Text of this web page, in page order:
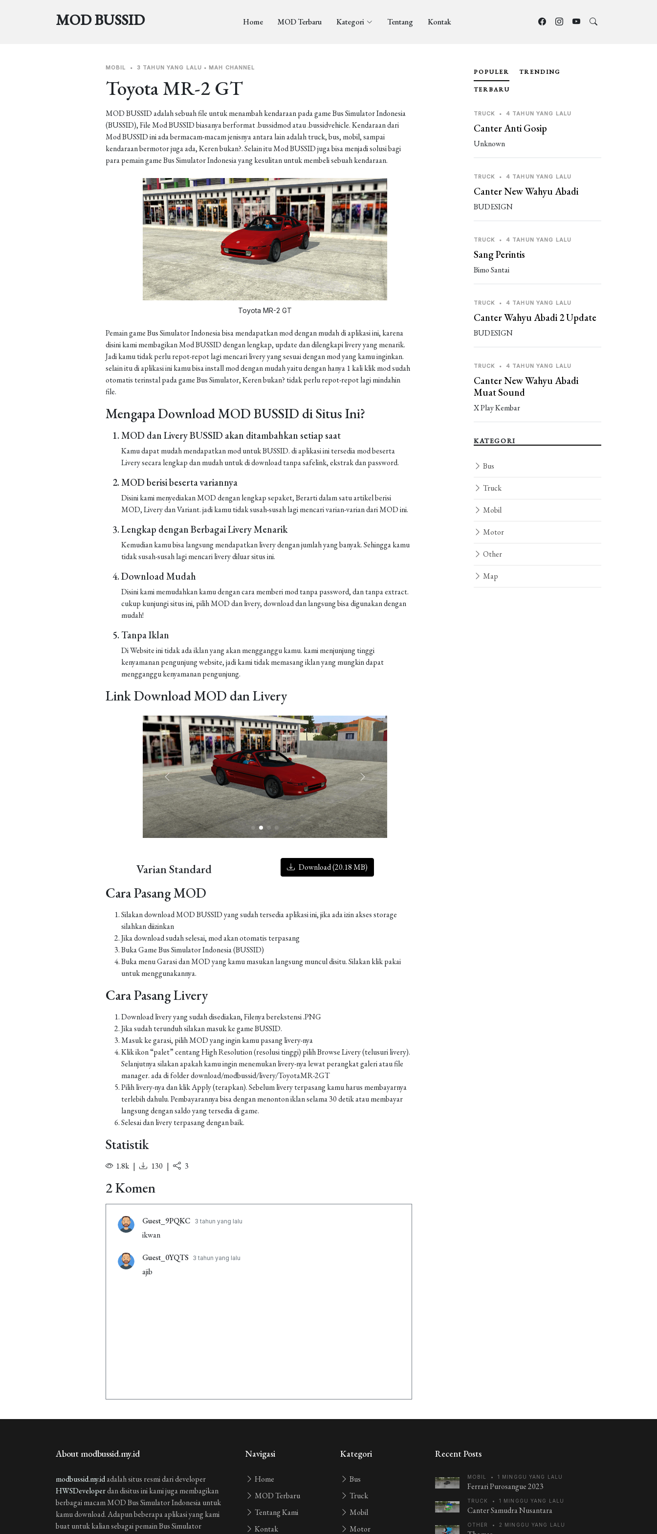
MOD BUSSID Home MOD Terbaru Kategori Tentang Kontak
MOBIL • 3 TAHUN YANG LALU • MAH CHANNEL
Toyota MR-2 GT
MOD BUSSID adalah sebuah file untuk menambah kendaraan pada game Bus Simulator Indonesia
(BUSSID), File Mod BUSSID biasanya berformat .bussidmod atau .bussidvehicle. Kendaraan dari
Mod BUSSID ini ada bermacam-macam jenisnya antara lain adalah truck, bus, mobil, sampai
kendaraan bermotor juga ada, Keren bukan?. Selain itu Mod BUSSID juga bisa menjadi solusi bagi
para pemain game Bus Simulator Indonesia yang kesulitan untuk membeli sebuah kendaraan.
Toyota MR-2 GT
Pemain game Bus Simulator Indonesia bisa mendapatkan mod dengan mudah di aplikasi ini, karena
disini kami membagikan Mod BUSSID dengan lengkap, update dan dilengkapi livery yang menarik.
Jadi kamu tidak perlu repot-repot lagi mencari livery yang sesuai dengan mod yang kamu inginkan.
selain itu di aplikasi ini kamu bisa install mod dengan mudah yaitu dengan hanya 1 kali klik mod sudah
otomatis terinstal pada game Bus Simulator, Keren bukan? tidak perlu repot-repot lagi mindahin
file.
Mengapa Download MOD BUSSID di Situs Ini?
MOD dan Livery BUSSID akan ditambahkan setiap saat
Kamu dapat mudah mendapatkan mod untuk BUSSID. di aplikasi ini tersedia mod beserta
Livery secara lengkap dan mudah untuk di download tanpa safelink, ekstrak dan password.
MOD berisi beserta variannya
Disini kami menyediakan MOD dengan lengkap sepaket, Berarti dalam satu artikel berisi
MOD, Livery dan Variant. jadi kamu tidak susah-susah lagi mencari varian-varian dari MOD ini.
Lengkap dengan Berbagai Livery Menarik
Kemudian kamu bisa langsung mendapatkan livery dengan jumlah yang banyak. Sehingga kamu
tidak susah-susah lagi mencari livery diluar situs ini.
Download Mudah
Disini kami memudahkan kamu dengan cara memberi mod tanpa password, dan tanpa extract.
cukup kunjungi situs ini, pilih MOD dan livery, download dan langsung bisa digunakan dengan
mudah!
Tanpa Iklan
Di Website ini tidak ada iklan yang akan mengganggu kamu. kami menjunjung tinggi
kenyamanan pengunjung website, jadi kami tidak memasang iklan yang mungkin dapat
mengganggu kenyamanan pengunjung.
Link Download MOD dan Livery
Varian Standard Download (20.18 MB)
Cara Pasang MOD
Silakan download MOD BUSSID yang sudah tersedia aplikasi ini, jika ada izin akses storage
silahkan diizinkan
Jika download sudah selesai, mod akan otomatis terpasang
Buka Game Bus Simulator Indonesia (BUSSID)
Buka menu Garasi dan MOD yang kamu masukan langsung muncul disitu. Silakan klik pakai
untuk menggunakannya.
Cara Pasang Livery
Download livery yang sudah disediakan, Filenya berekstensi .PNG
Jika sudah terunduh silakan masuk ke game BUSSID.
Masuk ke garasi, pilih MOD yang ingin kamu pasang livery-nya
Klik ikon “palet” centang High Resolution (resolusi tinggi) pilih Browse Livery (telusuri livery).
Selanjutnya silakan apakah kamu ingin menemukan livery-nya lewat perangkat galeri atau file
manager. ada di folder download/modbussid/livery/ToyotaMR-2GT
Pilih livery-nya dan klik Apply (terapkan). Sebelum livery terpasang kamu harus membayarnya
terlebih dahulu. Pembayarannya bisa dengan menonton iklan selama 30 detik atau membayar
langsung dengan saldo yang tersedia di game.
Selesai dan livery terpasang dengan baik.
Statistik
1.8k | 130 | 3
2 Komen
Guest_9PQKC 3 tahun yang lalu
ikwan
Guest_0YQTS 3 tahun yang lalu
ajib
POPULER TRENDING
TERBARU
TRUCK • 4 TAHUN YANG LALU
Canter Anti Gosip
Unknown
TRUCK • 4 TAHUN YANG LALU
Canter New Wahyu Abadi
BUDESIGN
TRUCK • 4 TAHUN YANG LALU
Sang Perintis
Bimo Santai
TRUCK • 4 TAHUN YANG LALU
Canter Wahyu Abadi 2 Update
BUDESIGN
TRUCK • 4 TAHUN YANG LALU
Canter New Wahyu Abadi
Muat Sound
X Play Kembar
KATEGORI
Bus
Truck
Mobil
Motor
Other
Map
About modbussid.my.id
modbussid.my.idadalah situs resmi dari developer
HWSDeveloperdan disitus ini kami juga membagikan
berbagai macam MOD Bus Simulator Indonesia untuk
kamu download. Adapun beberapa aplikasi yang kami
buat untuk kalian sebagai pemain Bus Simulator
Navigasi
Home
MOD Terbaru
Tentang Kami
Kontak
Kategori
Bus
Truck
Mobil
Motor
Recent Posts
MOBIL • 1 MINGGU YANG LALU
Ferrari Purosangue 2023
TRUCK • 1 MINGGU YANG LALU
Canter Samudra Nusantara
OTHER • 2 MINGGU YANG LALU